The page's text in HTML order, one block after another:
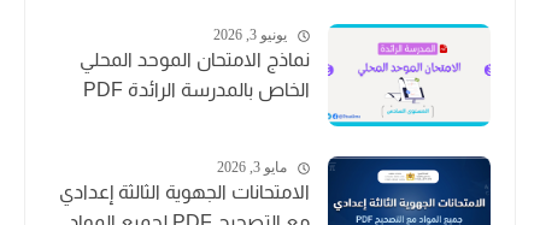
يونيو 3, 2026
نماذج الامتحان الموحد المحلي
الخاص بالمدرسة الرائدة PDF
مايو 3, 2026
الامتحانات الجهوية الثالثة إعدادي